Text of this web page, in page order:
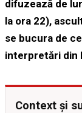
difuzează de
la ora 22),
se bucura de
interpretări din
Context și